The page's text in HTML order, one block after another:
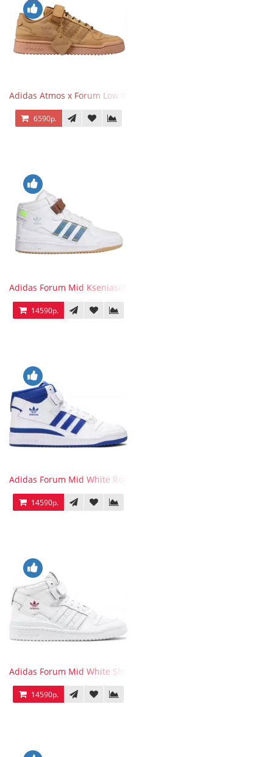
Adidas Atmos x Forum Low Wheat Dark Brown
6590р.
Adidas Forum Mid Kseniaschnaider
14590р.
Adidas Forum Mid White Royal Blue
14590р.
Adidas Forum Mid White Shock Pink
14590р.